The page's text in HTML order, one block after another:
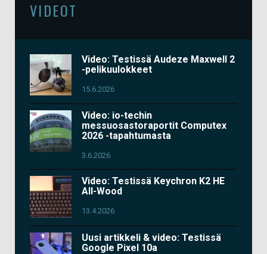
VIDEOT
Video: Testissä Audeze Maxwell 2
-pelikuulokkeet
15.6.2026
Video: io-techin
messuosastoraportit Computex
2026 -tapahtumasta
3.6.2026
Video: Testissä Keychron K2 HE
All-Wood
13.4.2026
Uusi artikkeli & video: Testissä
Google Pixel 10a